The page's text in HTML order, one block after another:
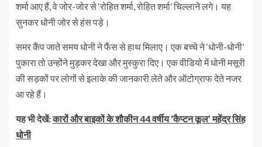
शर्मा आए हैं, वे जोर-जोर से ‘रोहित शर्मा, रोहित शर्मा’ चिल्लाने लगे। यह
सुनकर धोनी जोर से हंस पड़े।
समर कैंप जाते समय धोनी ने फैंस से हाथ मिलाए। एक बच्चे ने ‘धोनी-धोनी’
पुकारा तो उन्होंने मुड़कर देखा और मुस्कुरा दिए। एक वीडियो में धोनी मसूरी
की सड़कों पर लोगों से इलाके की जानकारी लेते और ऑटोग्राफ देते नजर
आ रहे हैं।
यह भी देखें:कारों और बाइकों के शौकीन 44 वर्षीय ‘कैप्टन कूल’ महेंद्र सिंह
धोनी